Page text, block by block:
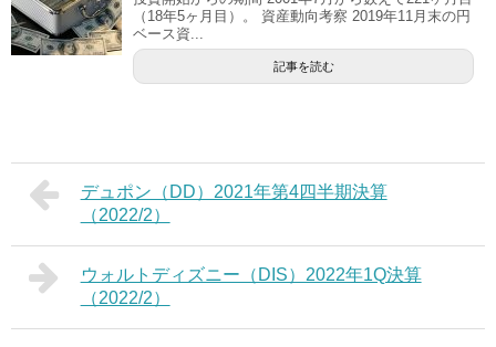
（18年5ヶ月目）。 資産動向考察 2019年11月末の円
ベース資...
記事を読む
デュポン（DD）2021年第4四半期決算
（2022/2）
ウォルトディズニー（DIS）2022年1Q決算
（2022/2）